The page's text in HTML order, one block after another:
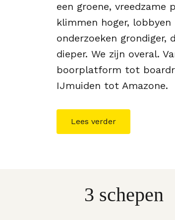
een groene, vreedzame
klimmen hoger, lobbyen
onderzoeken grondiger,
dieper. We zijn overal.
boorplatform tot
IJmuiden tot Amazone.
Lees verder
3 schepen